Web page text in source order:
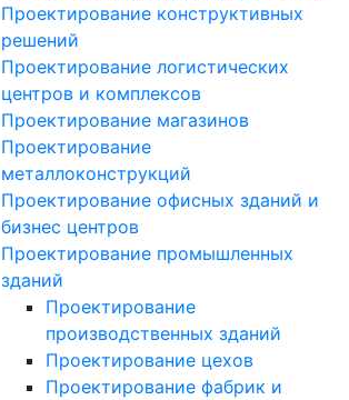
Проектирование конструктивных
решений
Проектирование логистических
центров и комплексов
Проектирование магазинов
Проектирование
металлоконструкций
Проектирование офисных зданий и
бизнес центров
Проектирование промышленных
зданий
Проектирование
производственных зданий
Проектирование цехов
Проектирование фабрик и